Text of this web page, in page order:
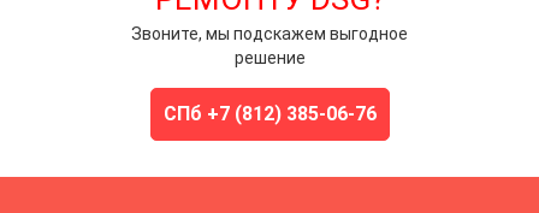
Звоните, мы подскажем выгодное
решение
СПб +7 (812) 385-06-76